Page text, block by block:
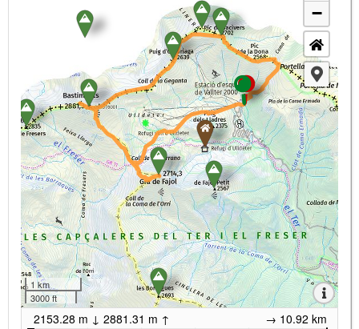
−
1 km
3000 ft
2153.28 m ↓ 2881.31 m ↑ → 10.92 km